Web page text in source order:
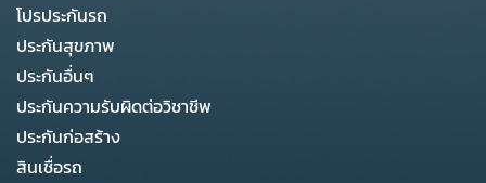
โปรประกันรถ
ประกันสุขภาพ
ประกันอื่นๆ
ประกันความรับผิดต่อวิชาชีพ
ประกันก่อสร้าง
สินเชื่อรถ